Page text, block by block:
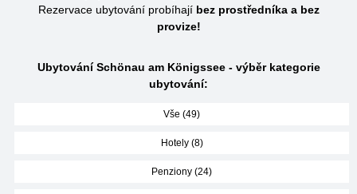
Rezervace ubytování probíhají bez prostředníka a bez
provize!
Ubytování Schönau am Königssee - výběr kategorie
ubytování:
Vše (49)
Hotely (8)
Penziony (24)